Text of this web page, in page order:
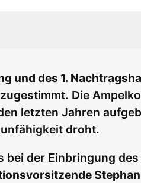
und des 1.
Die
letzten Jahren
droht.
der Einbringung